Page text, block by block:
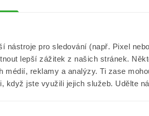
nástroje pro sledování (např. Pixel
lepší zážitek z našich stránek.
médií, reklamy a analýzy. Ti zase
když jste využili jejich služeb. Udělte
Informace
Aktuality